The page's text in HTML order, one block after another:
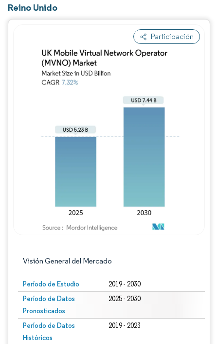
Reino Unido
Participación
Visión General del Mercado
Período de Estudio 2019 - 2030
Período de Datos
Pronosticados
2025 - 2030
Período de Datos
Históricos
2019 - 2023